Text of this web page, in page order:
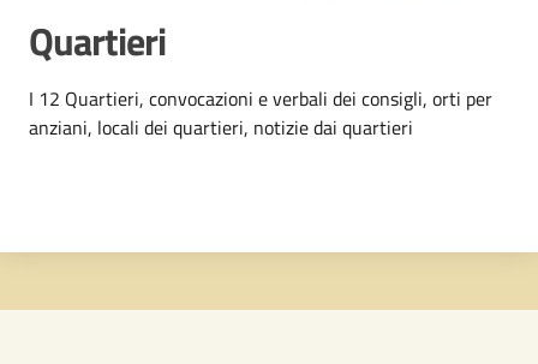
Quartieri
Dettagli dell'argomento
I 12 Quartieri, convocazioni e verbali dei consigli, orti per
anziani, locali dei quartieri, notizie dai quartieri